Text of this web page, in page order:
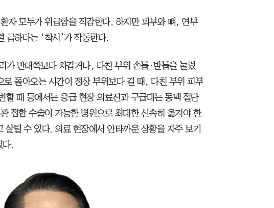
자 모두가 위급함을 직감한다. 하지만 피부와 뼈, 연부
급하다는 ‘착시’가 작동한다.
가 반대쪽보다 차갑거나, 다친 부위 손톱·발톱을 눌렀
돌아오는 시간이 정상 부위보다 길 때, 다친 부위 피부
할 때 등에서는 응급 현장 의료진과 구급대는 동맥 절단
접합 수술이 가능한 병원으로 최대한 신속히 옮겨야 한
살릴 수 있다. 의료 현장에서 안타까운 상황을 자주 보기
다.